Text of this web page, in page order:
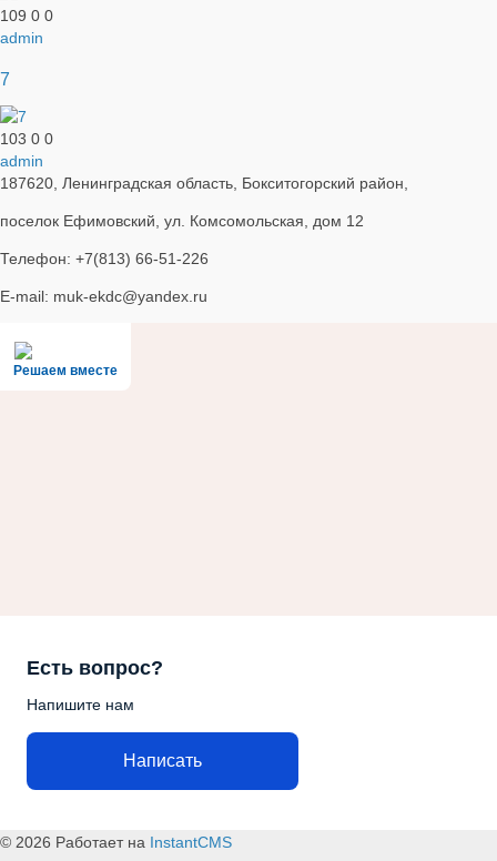
109 0 0
admin
7
103 0 0
admin
187620, Ленинградская область, Бокситогорский район,
поселок Ефимовский, ул. Комсомольская, дом 12
Телефон: +7(813) 66-51-226
E-mail: muk-ekdc@yandex.ru
Решаем вместе
Есть вопрос?
Напишите нам
Написать
© 2026 Работает на InstantCMS